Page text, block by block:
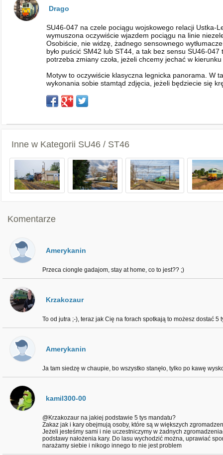
Drago
SU46-047 na czele pociągu wojskowego relacji Ustka-
wymuszona oczywiście wjazdem pociągu na linie
Osobiście, nie widzę, żadnego sensownego
było puścić SM42 lub ST44, a tak bez sensu SU46-
potrzeba zmiany czoła, jeżeli chcemy jechać w kierunku
Motyw to oczywiście klasyczna legnicka panorama. W
wykonania sobie stamtąd zdjęcia, jeżeli będziecie się
Inne w Kategorii SU46 / ST46
Komentarze
Amerykanin
Przeca ciongle gadajom, stay at home, co to jest?? ;)
Krzakozaur
To od jutra ;-), teraz jak Cię na forach spotkają to możesz dostać 5
Amerykanin
Ja tam siedzę w chaupie, bo wszystko stanęło, tylko po kawę
kamil300-00
@Krzakozaur na jakiej podstawie 5 tys mandatu?
Zakaz jak i kary obejmują osoby, które są w większych
Jeżeli jesteśmy sami i nie uczestniczymy w żadnych
podstawy nałożenia kary. Do lasu wychodzić można, uprawiać
narażamy siebie i nikogo innego to nie jest problem